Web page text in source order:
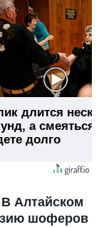
длится
а
долго
В Алтайском
шоферов